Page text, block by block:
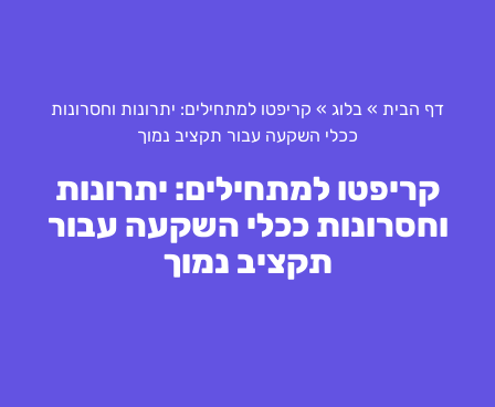
דף הבית » בלוג » קריפטו למתחילים: יתרונות וחסרונות
ככלי השקעה עבור תקציב נמוך
קריפטו למתחילים: יתרונות
וחסרונות ככלי השקעה עבור
תקציב נמוך